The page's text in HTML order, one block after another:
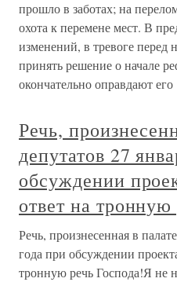
прошло в заботах; на
охота к перемене мест. В
изменений, в тревоге
принять решение о начале
окончательно оправдают его
Речь,
депутатов 27
обсуждении
ответ на тронную
Речь, произнесенная в
года при обсуждении
тронную речь Господа!Я не